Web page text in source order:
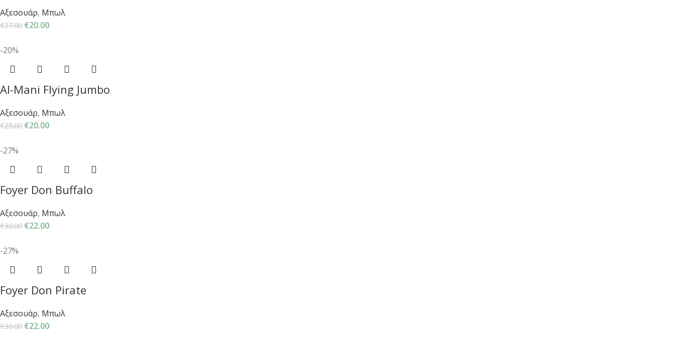
Αξεσουάρ, Μπωλ
€27.00 €20.00
-20%
Al-Mani Flying Jumbo
Αξεσουάρ, Μπωλ
€25.00 €20.00
-27%
Foyer Don Buffalo
Αξεσουάρ, Μπωλ
€30.00 €22.00
-27%
Foyer Don Pirate
Αξεσουάρ, Μπωλ
€30.00 €22.00